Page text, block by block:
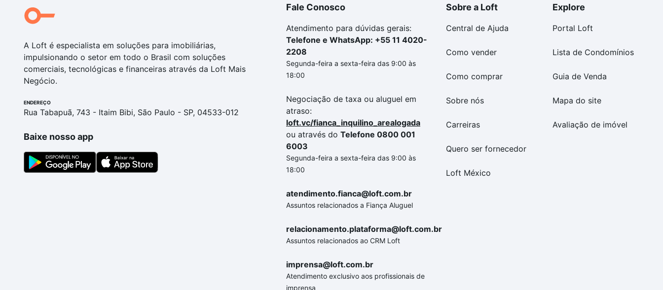
A Loft é especialista em soluções para imobiliárias,
impulsionando o setor em todo o Brasil com soluções
comerciais, tecnológicas e financeiras através da Loft Mais
Negócio.
ENDEREÇO
Rua Tabapuã, 743 - Itaim Bibi, São Paulo - SP, 04533-012
Baixe nosso app
Fale Conosco
Atendimento para dúvidas gerais:
Telefone e WhatsApp: +55 11 4020-
2208
Segunda-feira a sexta-feira das 9:00 às
18:00
Negociação de taxa ou aluguel em
atraso:
loft.vc/fianca_inquilino_arealogada
ou através do Telefone 0800 001
6003
Segunda-feira a sexta-feira das 9:00 às
18:00
atendimento.fianca@loft.com.br
Assuntos relacionados a Fiança Aluguel
relacionamento.plataforma@loft.com.br
Assuntos relacionados ao CRM Loft
imprensa@loft.com.br
Atendimento exclusivo aos profissionais de
imprensa
Sobre a Loft
Central de Ajuda
Como vender
Como comprar
Sobre nós
Carreiras
Quero ser fornecedor
Loft México
Explore
Portal Loft
Lista de Condomínios
Guia de Venda
Mapa do site
Avaliação de imóvel